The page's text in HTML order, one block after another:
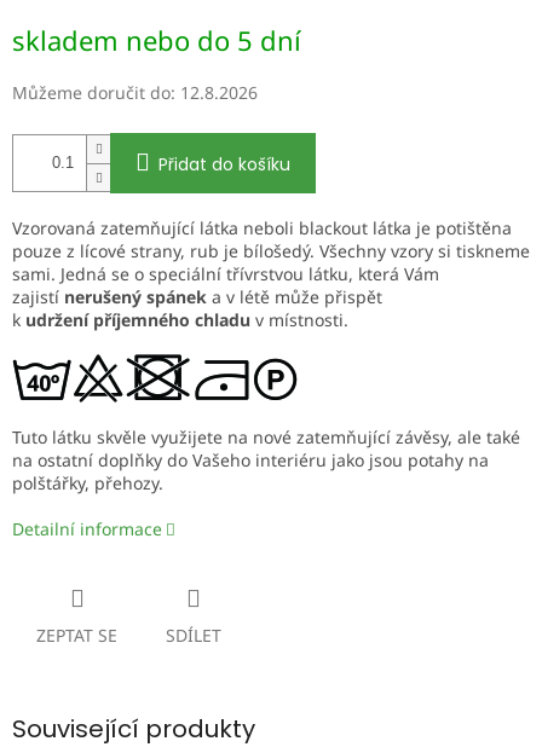
cena:
skladem nebo do 5 dní
Můžeme doručit do: 12.8.2026
Přidat do košíku
Vzorovaná zatemňující látka neboli blackout látka je potištěna
pouze z lícové strany, rub je bílošedý. Všechny vzory si tiskneme
sami. Jedná se o speciální třívrstvou látku, která Vám
zajistí nerušený spánek a v létě může přispět
k udržení příjemného chladu v místnosti.
Tuto látku skvěle využijete na nové zatemňující závěsy, ale také
na ostatní doplňky do Vašeho interiéru jako jsou potahy na
polštářky, přehozy.
Detailní informace
ZEPTAT SE SDÍLET
Související produkty